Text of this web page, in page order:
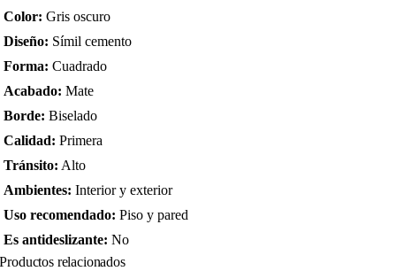
Color: Gris oscuro
Diseño: Símil cemento
Forma: Cuadrado
Acabado: Mate
Borde: Biselado
Calidad: Primera
Tránsito: Alto
Ambientes: Interior y exterior
Uso recomendado: Piso y pared
Es antideslizante: No
Productos relacionados